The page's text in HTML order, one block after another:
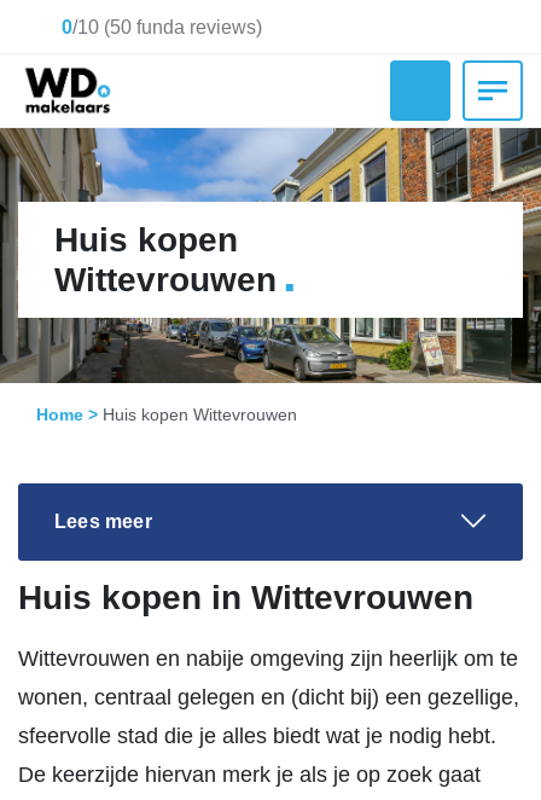
0/10 (50 funda reviews)
Huis kopen
Wittevrouwen .
Home > Huis kopen Wittevrouwen
Lees meer
Huis kopen in Wittevrouwen
Wittevrouwen en nabije omgeving zijn heerlijk om te
wonen, centraal gelegen en (dicht bij) een gezellige,
sfeervolle stad die je alles biedt wat je nodig hebt.
De keerzijde hiervan merk je als je op zoek gaat